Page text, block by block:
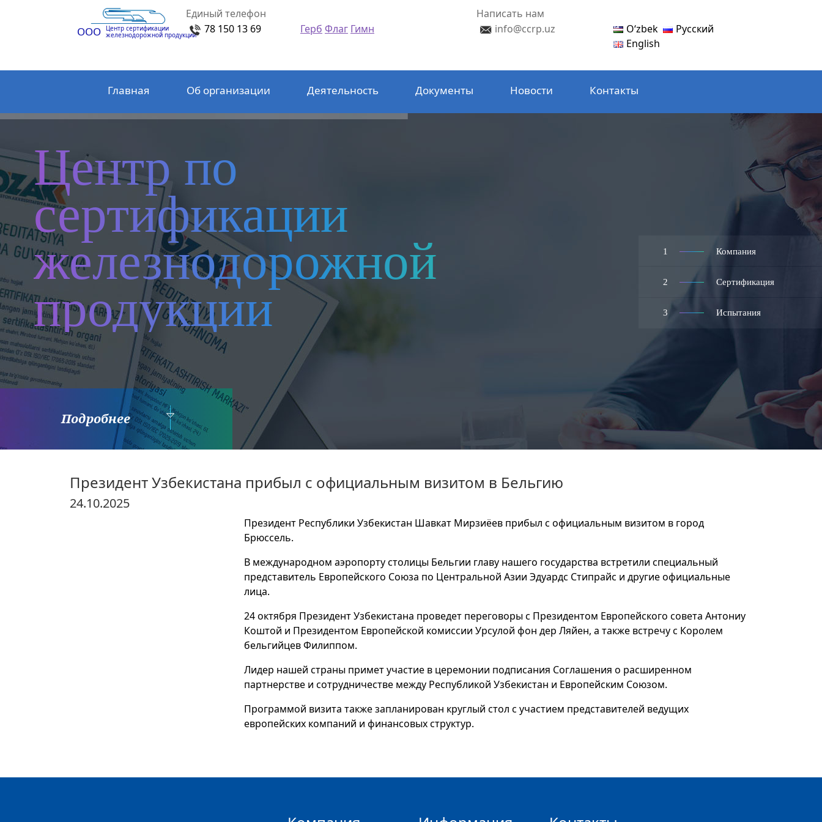
ООО Центр сертификации
железнодорожной продукции
Единый телефон
78 150 13 69
Герб Флаг Гимн
Написать нам
info@ccrp.uz
Oʻzbek
Русский
English
Главная Об организации Деятельность Документы Новости Контакты
1 Компания
2 Сертификация
3 Испытания
Центр по
сертификации
железнодорожной
продукции
Подробнее
Президент Узбекистана прибыл с официальным визитом в Бельгию
24.10.2025
Президент Республики Узбекистан Шавкат Мирзиёев прибыл с официальным визитом в город
Брюссель.
В международном аэропорту столицы Бельгии главу нашего государства встретили специальный
представитель Европейского Союза по Центральной Азии Эдуардс Стипрайс и другие официальные
лица.
24 октября Президент Узбекистана проведет переговоры с Президентом Европейского совета Антониу
Коштой и Президентом Европейской комиссии Урсулой фон дер Ляйен, а также встречу с Королем
бельгийцев Филиппом.
Лидер нашей страны примет участие в церемонии подписания Соглашения о расширенном
партнерстве и сотрудничестве между Республикой Узбекистан и Европейским Союзом.
Программой визита также запланирован круглый стол с участием представителей ведущих
европейских компаний и финансовых структур.